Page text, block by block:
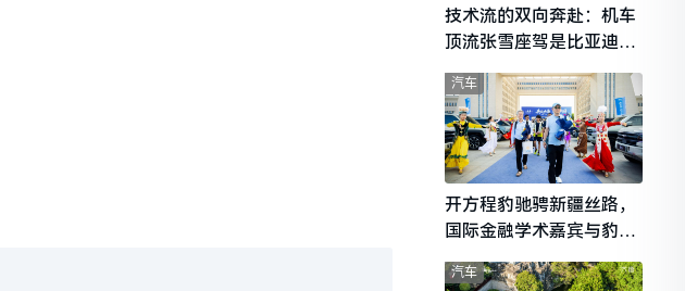
技术流的双向奔赴：机车
顶流张雪座驾是比亚迪秦
L
开方程豹驰骋新疆丝路，
国际金融学术嘉宾与豹友
共赴山海热爱
汽车
汽车